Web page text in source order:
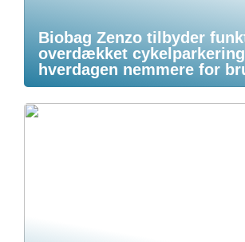
Biobag Zenzo tilbyder
overdækket
hverdagen nemmere for